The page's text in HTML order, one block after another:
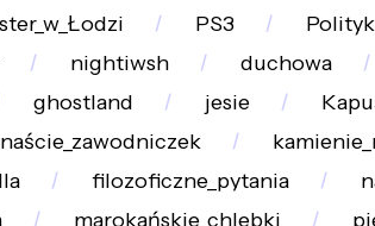
PS3
nightiwsh duchowa
ghostland jesie
filozoficzne_pytania
marokańskie_chlebki